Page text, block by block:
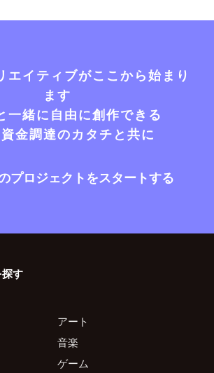
エイティブがここから始まり
ます
一緒に自由に創作できる
金調達のカタチと共に
プロジェクトをスタートする
す
アート
音楽
ゲーム